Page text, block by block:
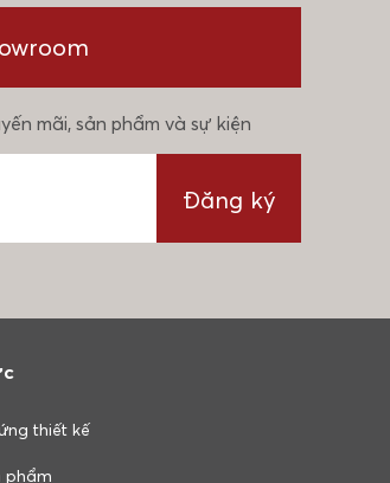
mãi, sản phẩm và sự kiện
Đăng ký
thiết kế
phẩm